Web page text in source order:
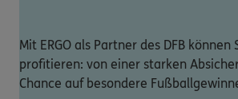
Mit ERGO als Partner des DFB
profitieren: von einer starken
Chance auf besondere